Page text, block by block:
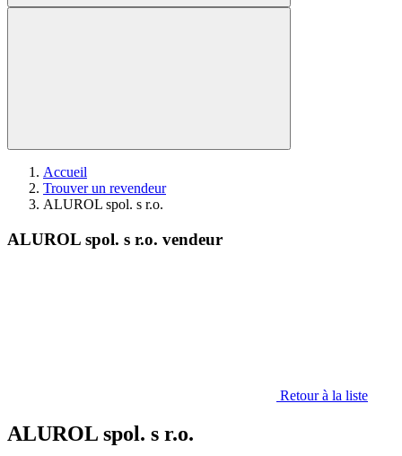
Accueil
Trouver un revendeur
ALUROL spol. s r.o.
ALUROL spol. s r.o. vendeur
Retour à la liste
ALUROL spol. s r.o.